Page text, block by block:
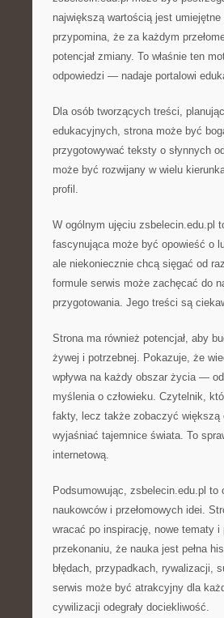
największą wartością jest
przypomina, że za każdym
potencjał zmiany. To właśnie ten
odpowiedzi — nadaje portalowi
Dla osób tworzących treści,
edukacyjnych, strona może być
przygotowywać teksty o słynnych
może być rozwijany w wielu
profil.
W ogólnym ujęciu zsbelecin.edu.pl
fascynująca może być opowieść o
ale niekoniecznie chcą sięgać od
formule serwis może zachęcać do
przygotowania. Jego treści są
Strona ma również potencjał, aby
żywej i potrzebnej. Pokazuje, że
wpływa na każdy obszar życia —
myślenia o człowieku. Czytelnik,
fakty, lecz także zobaczyć większą
wyjaśniać tajemnice świata. To
internetową.
Podsumowując, zsbelecin.edu.pl
naukowców i przełomowych idei.
wracać po inspirację, nowe tematy
przekonaniu, że nauka jest pełna
błędach, przypadkach, rywalizacji,
serwis może być atrakcyjny dla
cywilizacji odegrały dociekliwość.